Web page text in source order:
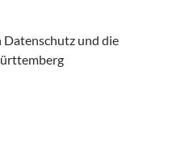
Datenschutz und die